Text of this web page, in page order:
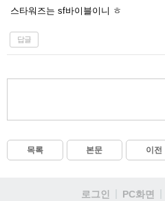
스타워즈는 sf바이블이니 ㅎ
답글
목록 본문 이전
로그인 PC화면